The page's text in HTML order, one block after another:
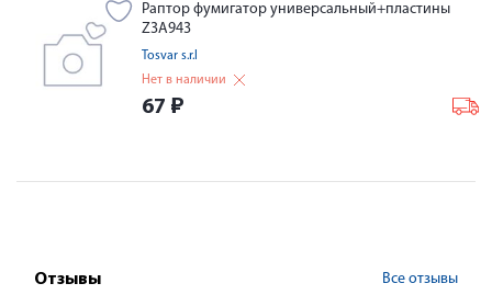
Раптор фумигатор универсальный+пластины
Z3A943
Tosvar s.r.l
Нет в наличии
67 ₽
Отзывы Все отзывы